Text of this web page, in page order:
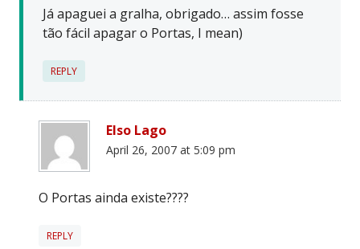
Já apaguei a gralha, obrigado… assim fosse
tão fácil apagar o Portas, I mean)
REPLY
Elso Lago
April 26, 2007 at 5:09 pm
O Portas ainda existe????
REPLY